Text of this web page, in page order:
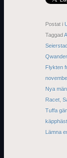
Postat i
Taggad
Flykten
Nya
Racet
Tuffa
Lämna